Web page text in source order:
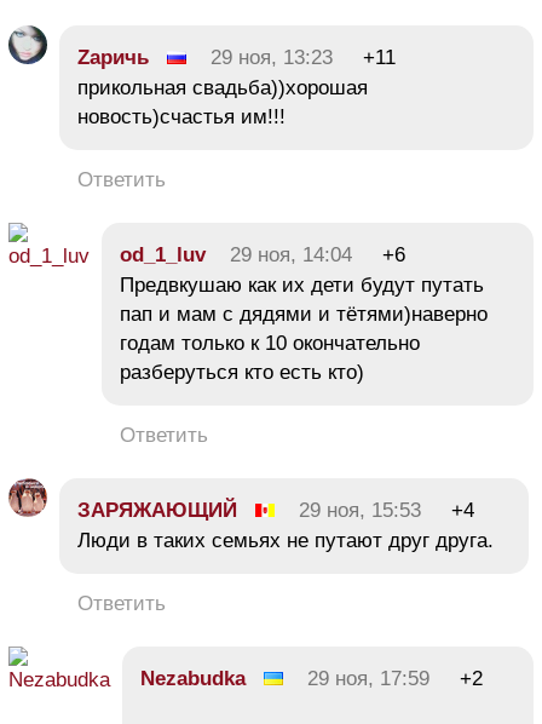
Zаричь 29 ноя, 13:23
+11
прикольная свадьба))хорошая
новость)счастья им!!!
Ответить
od_1_luv 29 ноя, 14:04
+6
Предвкушаю как их дети будут путать
пап и мам с дядями и тётями)наверно
годам только к 10 окончательно
разберуться кто есть кто)
Ответить
ЗАРЯЖАЮЩИЙ 29 ноя, 15:53
+4
Люди в таких семьях не путают друг друга.
Ответить
Nezabudka 29 ноя, 17:59 +2